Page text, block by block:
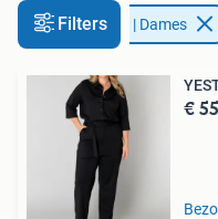
Filters
Kleding | Dames
€